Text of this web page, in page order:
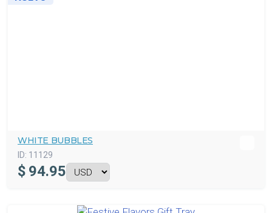
WHITE BUBBLES
ID: 11129
$ 94.95